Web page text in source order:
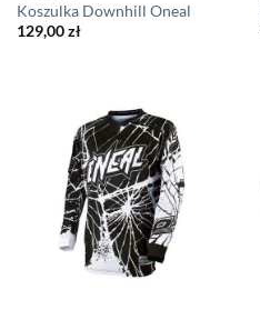
Koszulka Downhill Oneal
129,00zł